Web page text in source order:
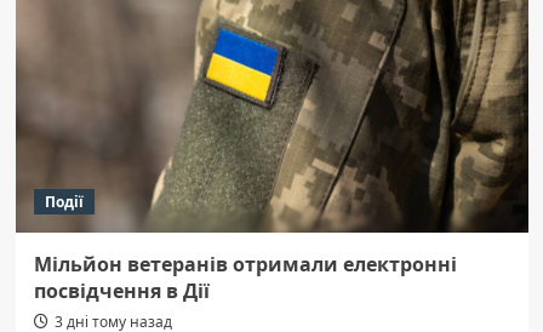
Події
Мільйон ветеранів отримали електронні
посвідчення в Дії
3 дні тому назад